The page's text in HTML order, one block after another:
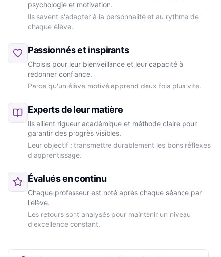
psychologie et motivation.
Ils savent s'adapter à la personnalité et au rythme de
chaque élève.
Passionnés et inspirants
Choisis pour leur bienveillance et leur capacité à
redonner confiance.
Parce qu'un élève motivé apprend deux fois plus vite.
Experts de leur matière
Ils allient rigueur académique et méthode claire pour
garantir des progrès visibles.
Leur objectif : transmettre durablement les bons réflexes
d'apprentissage.
Évalués en continu
Chaque professeur est noté après chaque séance par
l'élève.
Les retours sont analysés pour maintenir un niveau
d'excellence constant.